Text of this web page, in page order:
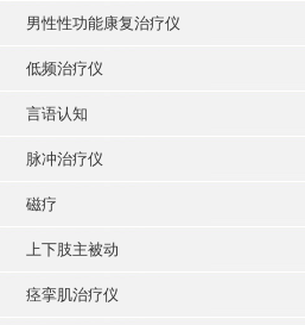
男性性功能康复治疗仪
低频治疗仪
言语认知
脉冲治疗仪
磁疗
上下肢主被动
痉挛肌治疗仪